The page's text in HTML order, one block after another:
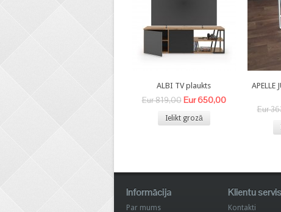
ALBI TV plaukts
Eur 819,00 Eur 650,00
Ielikt grozā
APELLE
Eur
Informācija
Par mums
Klientu
Kontakti